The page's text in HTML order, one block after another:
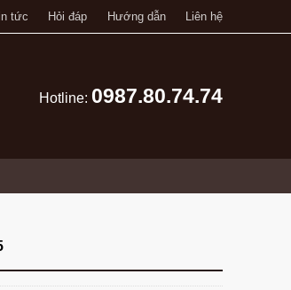
tức Hỏi đáp Hướng dẫn Liên hệ
Hotline: 0987.80.74.74